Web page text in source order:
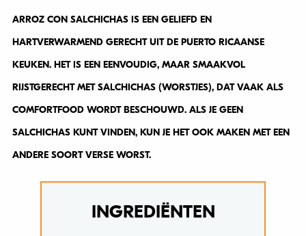
ARROZ CON SALCHICHAS IS EEN GELIEFD EN
HARTVERWARMEND GERECHT UIT DE PUERTO RICAANSE
KEUKEN. HET IS EEN EENVOUDIG, MAAR SMAAKVOL
RIJSTGERECHT MET SALCHICHAS (WORSTJES), DAT VAAK ALS
COMFORTFOOD WORDT BESCHOUWD. ALS JE GEEN
SALCHICHAS KUNT VINDEN, KUN JE HET OOK MAKEN MET EEN
ANDERE SOORT VERSE WORST.
INGREDIËNTEN